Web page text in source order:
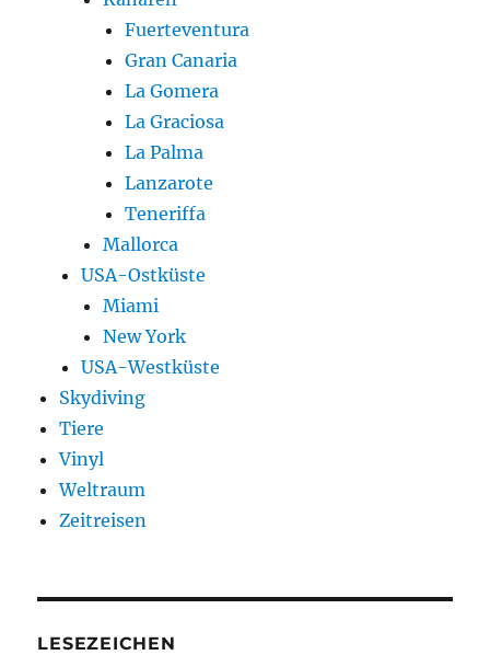
Fuerteventura
Gran Canaria
La Gomera
La Graciosa
La Palma
Lanzarote
Teneriffa
Mallorca
USA-Ostküste
Miami
New York
USA-Westküste
Skydiving
Tiere
Vinyl
Weltraum
Zeitreisen
LESEZEICHEN